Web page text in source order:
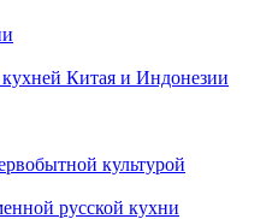
Китая и Индонезии
культурой
русской кухни